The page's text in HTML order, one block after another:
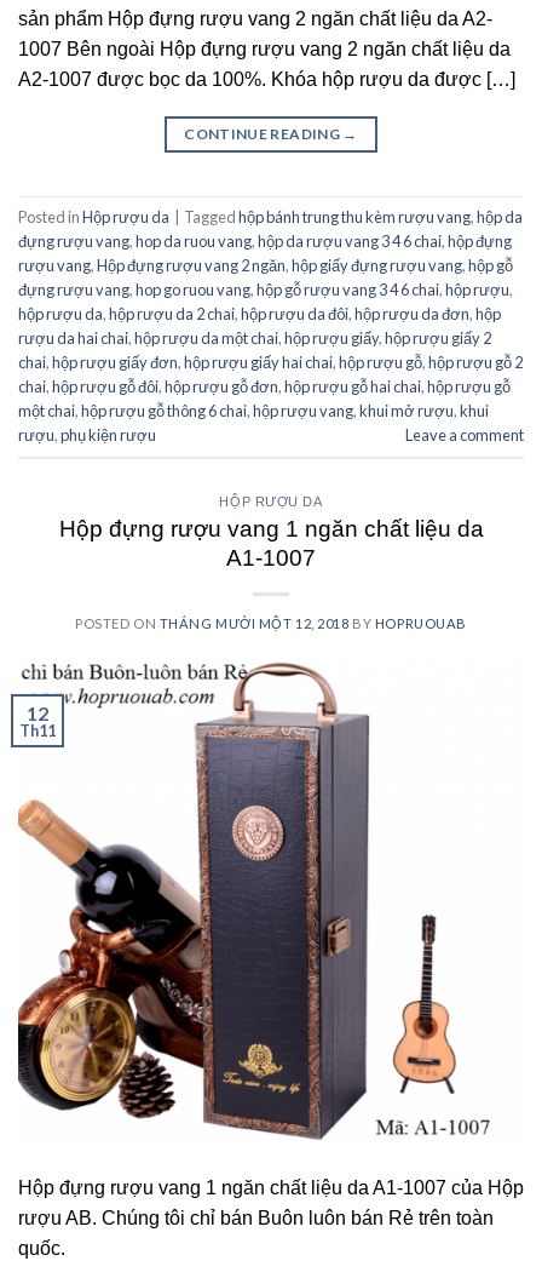
sản phẩm Hộp đựng rượu vang 2 ngăn chất liệu da A2-
1007 Bên ngoài Hộp đựng rượu vang 2 ngăn chất liệu da
A2-1007 được bọc da 100%. Khóa hộp rượu da được […]
CONTINUE READING →
Posted inHộp rượu da Taggedhộp bánh trung thu kèm rượu vang,hộp da
đựng rượu vang,hop da ruou vang,hộp da rượu vang 3 4 6 chai,hộp đựng
rượu vang,Hộp đựng rượu vang 2 ngăn,hộp giấy đựng rượu vang,hộp gỗ
đựng rượu vang,hop go ruou vang,hộp gỗ rượu vang 3 4 6 chai,hộp rượu,
hộp rượu da,hộp rượu da 2 chai,hộp rượu da đôi,hộp rượu da đơn,hộp
rượu da hai chai,hộp rượu da một chai,hộp rượu giấy,hộp rượu giấy 2
chai,hộp rượu giấy đơn,hộp rượu giấy hai chai,hộp rượu gỗ,hộp rượu gỗ 2
chai,hộp rượu gỗ đôi,hộp rượu gỗ đơn,hộp rượu gỗ hai chai,hộp rượu gỗ
một chai,hộp rượu gỗ thông 6 chai,hộp rượu vang,khui mở rượu,khui
rượu,phụ kiện rượu Leave a comment
HỘP RƯỢU DA
Hộp đựng rượu vang 1 ngăn chất liệu da
A1-1007
POSTED ON THÁNG MƯỜI MỘT 12, 2018 BY HOPRUOUAB
12
Th11
Hộp đựng rượu vang 1 ngăn chất liệu da A1-1007 của Hộp
rượu AB. Chúng tôi chỉ bán Buôn luôn bán Rẻ trên toàn
quốc.